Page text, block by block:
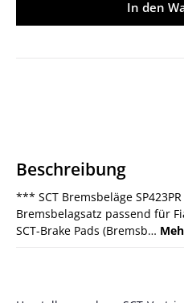
In den
Beschreibung
*** SCT Bremsbeläge
Bremsbelagsatz passend für
SCT-Brake Pads (Bremsb…